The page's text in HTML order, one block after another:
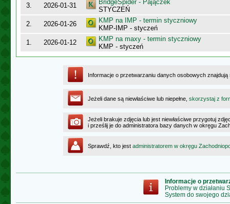
3.
2026-01-31
BridgeSpider - Pajączek
STYCZEŃ
2.
2026-01-26
KMP na IMP - termin styczniowy
KMP-IMP - styczeń
1.
2026-01-12
KMP na maxy - termin styczniowy
KMP - styczeń
Informacje o przetwarzaniu danych osobowych
Jeżeli dane są niewłaściwe lub niepełne, skorzystaj z
Jeżeli brakuje zdjęcia lub jest niewłaściwe przygotuj
i prześlij je do administratora bazy danych w okręgu
Sprawdź, kto jest administratorem w okręgu
Informacje o
Problemy w działaniu
System do swojego